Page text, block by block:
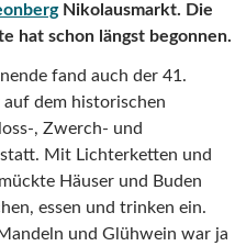
Nikolausmarkt. Die
hat schon längst begonnen.
fand auch der 41.
auf dem historischen
, Zwerch- und
Mit Lichterketten und
Häuser und Buden
essen und trinken ein.
und Glühwein war ja